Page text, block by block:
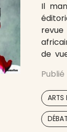
Il
de
de
Publié
ARTS